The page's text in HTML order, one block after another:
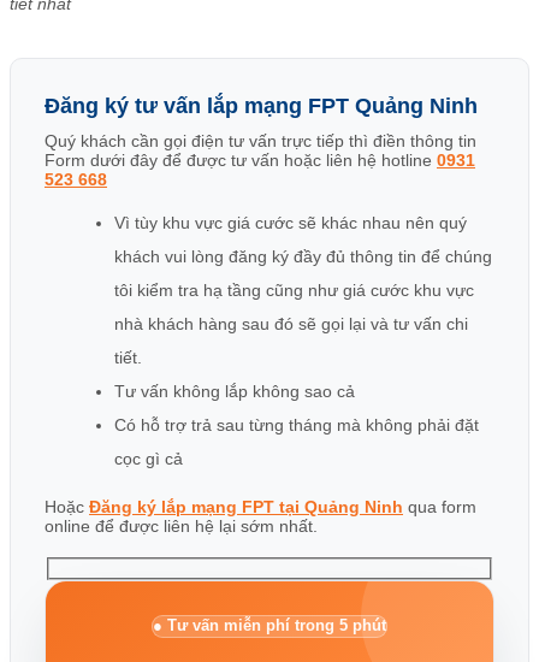
Đăng ký tư vấn lắp mạng FPT Quảng Ninh
Quý khách cần gọi điện tư vấn trực tiếp thì điền thông tin
Form dưới đây để được tư vấn hoặc liên hệ hotline 0931
523 668
Vì tùy khu vực giá cước sẽ khác nhau nên quý
khách vui lòng đăng ký đầy đủ thông tin để chúng
tôi kiểm tra hạ tầng cũng như giá cước khu vực
nhà khách hàng sau đó sẽ gọi lại và tư vấn chi
tiết.
Tư vấn không lắp không sao cả
Có hỗ trợ trả sau từng tháng mà không phải đặt
cọc gì cả
Hoặc Đăng ký lắp mạng FPT tại Quảng Ninh qua form
online để được liên hệ lại sớm nhất.
● Tư vấn miễn phí trong 5 phút